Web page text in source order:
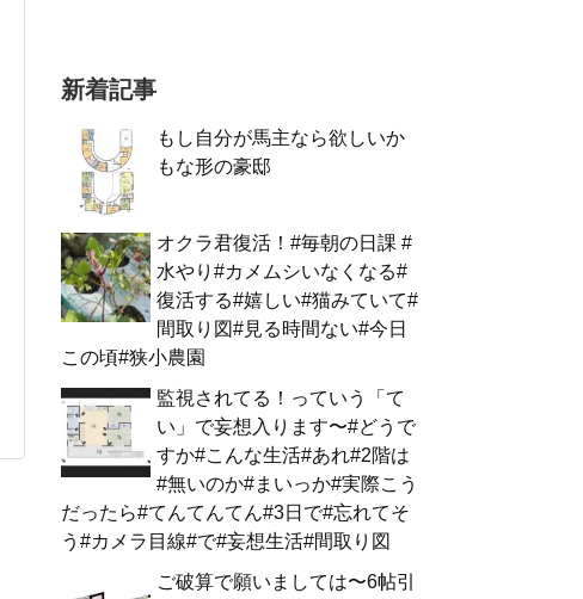
新着記事
もし自分が馬主なら欲しいか
もな形の豪邸
オクラ君復活！#毎朝の日課 #
水やり#カメムシいなくなる#
復活する#嬉しい#猫みていて#
間取り図#見る時間ない#今日
この頃#狭小農園
監視されてる！っていう「て
い」で妄想入ります〜#どうで
すか#こんな生活#あれ#2階は
#無いのか#まいっか#実際こう
だったら#てんてんてん#3日で#忘れてそ
う#カメラ目線#で#妄想生活#間取り図
ご破算で願いましては〜6帖引